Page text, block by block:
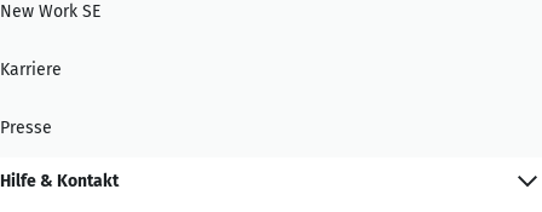
New Work SE
Karriere
Presse
Hilfe & Kontakt